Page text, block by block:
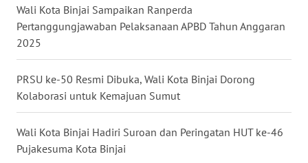
Wali Kota Binjai Sampaikan Ranperda
Pertanggungjawaban Pelaksanaan APBD Tahun Anggaran
2025
PRSU ke-50 Resmi Dibuka, Wali Kota Binjai Dorong
Kolaborasi untuk Kemajuan Sumut
Wali Kota Binjai Hadiri Suroan dan Peringatan HUT ke-46
Pujakesuma Kota Binjai
WN
TAPANULI
SELATAN
WN
TANJUNG
LESUNG
WN